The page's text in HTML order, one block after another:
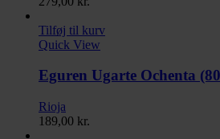
Tilføj til kurv
Quick View
Eguren Ugarte Ochenta
Rioja
189,00 kr.